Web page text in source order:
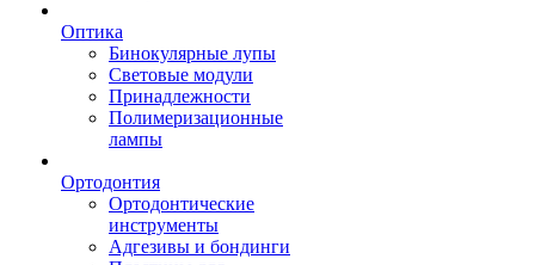
Оптика
Бинокулярные лупы
Световые модули
Принадлежности
Полимеризационные
лампы
Ортодонтия
Ортодонтические
инструменты
Адгезивы и бондинги